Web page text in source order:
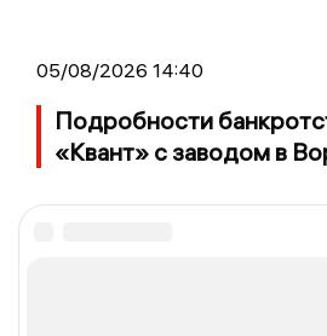
05/08/2026 14:40
Подробности
«Квант» с заводом в